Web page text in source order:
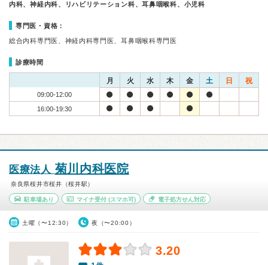
内科、神経内科、リハビリテーション科、耳鼻咽喉科、小児科
専門医・資格：
総合内科専門医、神経内科専門医、耳鼻咽喉科専門医
診療時間
月 火 水 木 金 土 日 祝
09:00-12:00
16:00-19:30
医療法人 菊川内科医院
奈良県桜井市桜井（桜井駅）
駐車場あり マイナ受付(スマホ可) 電子処方せん対応
土曜（〜12:30） 夜（〜20:00）
3.20